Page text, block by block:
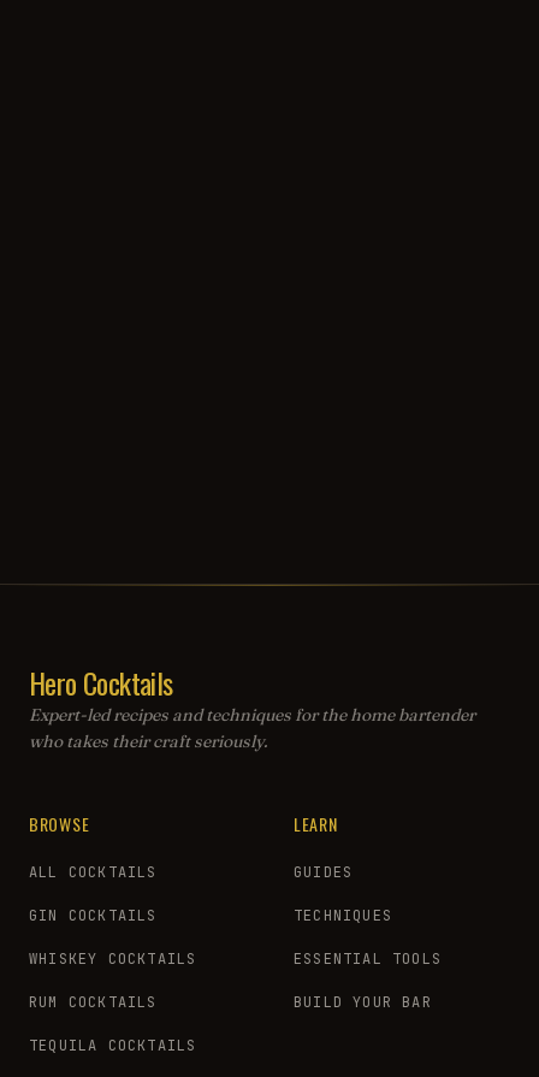
Hero Cocktails
Expert-led recipes and techniques for the home bartender
who takes their craft seriously.
BROWSE
ALL COCKTAILS
GIN COCKTAILS
WHISKEY COCKTAILS
RUM COCKTAILS
TEQUILA COCKTAILS
LEARN
GUIDES
TECHNIQUES
ESSENTIAL TOOLS
BUILD YOUR BAR